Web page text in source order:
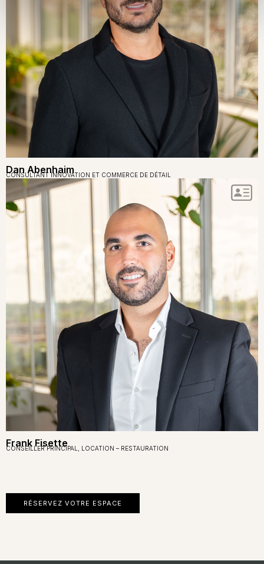
Dan Abenhaim
CONSULTANT INNOVATION ET COMMERCE DE DÉTAIL
Frank Fisette
CONSEILLER PRINCIPAL, LOCATION – RESTAURATION
RÉSERVEZ VOTRE ESPACE